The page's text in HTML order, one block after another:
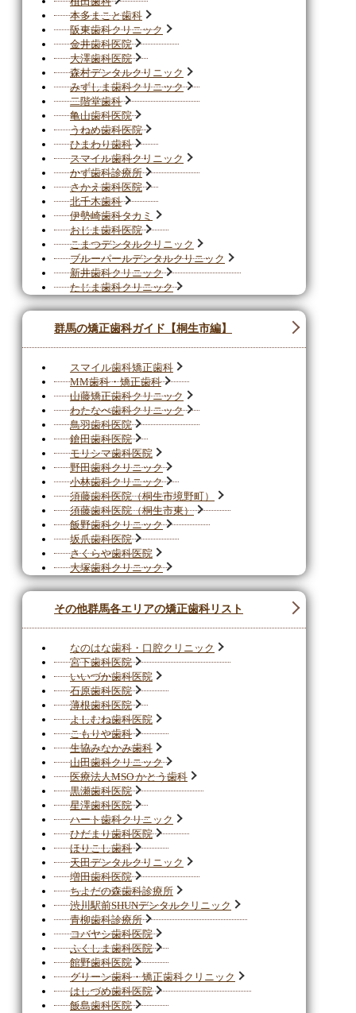
本多まこと歯科
阪東歯科クリニック
金井歯科医院
大澤歯科医院
森村デンタルクリニック
みずしま歯科クリニック
二階堂歯科
亀山歯科医院
うねめ歯科医院
ひまわり歯科
スマイル歯科クリニック
かず歯科診療所
さかえ歯科医院
北千木歯科
伊勢崎歯科タカミ
おじま歯科医院
こまつデンタルクリニック
ブルーパールデンタルクリニック
新井歯科クリニック
たじま歯科クリニック
群馬の矯正歯科ガイド【桐生市編】
スマイル歯科矯正歯科
MM歯科・矯正歯科
山藤矯正歯科クリニック
わたなべ歯科クリニック
鳥羽歯科医院
鎗田歯科医院
モリシマ歯科医院
野田歯科クリニック
小林歯科クリニック
須藤歯科医院（桐生市境野町）
須藤歯科医院（桐生市東）
飯野歯科クリニック
坂爪歯科医院
さくらや歯科医院
大塚歯科クリニック
その他群馬各エリアの矯正歯科リスト
なのはな歯科・口腔クリニック
宮下歯科医院
いいづか歯科医院
石原歯科医院
薄根歯科医院
よしむね歯科医院
こもりや歯科
生協みなかみ歯科
山田歯科クリニック
医療法人MSO かとう歯科
黒瀬歯科医院
星澤歯科医院
ハート歯科クリニック
ひだまり歯科医院
ほりこし歯科
天田デンタルクリニック
増田歯科医院
ちよだの森歯科診療所
渋川駅前SHUNデンタルクリニック
青柳歯科診療所
コバヤシ歯科医院
ふくしま歯科医院
館野歯科医院
グリーン歯科・矯正歯科クリニック
はしづめ歯科医院
飯島歯科医院